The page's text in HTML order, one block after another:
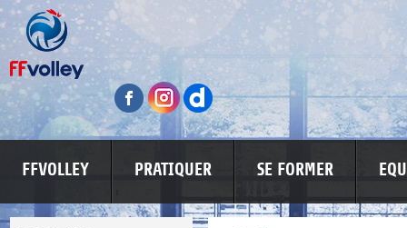
FFVOLLEY PRATIQUER SE FORMER